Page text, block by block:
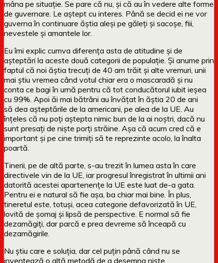
mâna pe situație. Se pare că nu, și că au în vedere alte forme
de guvernare. Le aștept cu interes. Până se decid ei ne vor
guverna în continuare ăștia aleși pe găleți și sacoșe, fiii,
nevestele și amantele lor.
Eu îmi explic cumva diferența asta de atitudine și de
așteptări la aceste două categorii de populație. Și anume prin
faptul că noi ăștia trecuți de 40 am trăit și alte vremuri, unii
mai știu vremea când votul chiar era o mascaradă și nu
conta ce bagi în urnă pentru că tot conducătorul iubit ieșea
cu 99%. Apoi ăi mai bătrâni au învățat în ăștia 20 de ani
să dea așteptările de la americani, pe alea de la UE. Au
înțeles că nu poți aștepta nimic bun de la ai noștri, dacă nu
sunt presați de niște porți străine. Așa că acum cred că e
important și pe cine trimiți să te reprezinte acolo, la înalta
poartă.
Tinerii, pe de altă parte, s-au trezit în lumea asta în care
directivele vin de la UE, iar progresul înregistrat în ultimii ani
datorită acestei apartenențe la UE este luat de-a gata.
Pentru ei e natural să fie așa, ba chiar mai bine. În plus,
tineretul este, totuși, acea categorie defavorizată în UE,
lovită de șomaj și lipsă de perspective. E normal să fie
dezamăgiți, dar parcă e prea devreme să înceapă cu
dezamăgirile.
Nu știu care e soluția, dar cel puțin până când nu se
inventează o altă metodă de a desemna niște